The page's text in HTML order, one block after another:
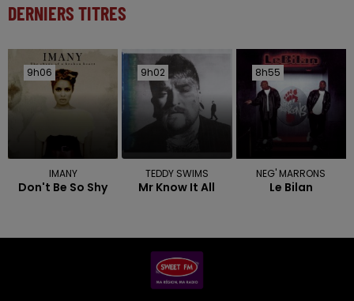
DERNIERS TITRES
9h06
9h06
IMANY
Don't Be So Shy
9h02
9h02
TEDDY SWIMS
Mr Know It All
8h55
8h55
NEG' MARRONS
Le Bilan